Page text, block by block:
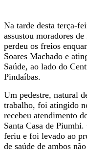
Na tarde desta terça-
assustou moradores
perdeu os freios
Soares Machado e
Saúde, ao lado do
Pindaíbas.
Um pedestre, natural
trabalho, foi atingido
recebeu atendimento
Santa Casa de
feriu e foi levado ao
de saúde de ambos